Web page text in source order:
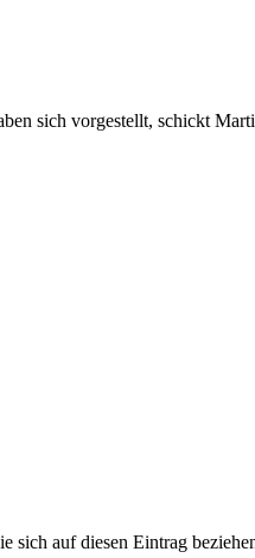
sich vorgestellt, schickt
sich auf diesen Eintrag